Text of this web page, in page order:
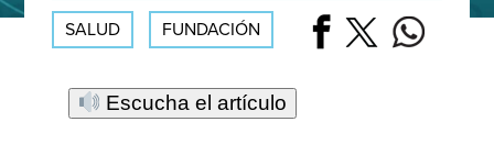
SALUD FUNDACIÓN
Escucha el artículo